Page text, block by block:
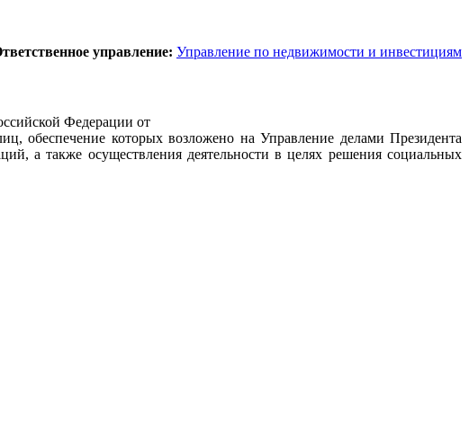
управление: Управление по недвижимости и инвестициям
Федерации от
обеспечение которых возложено на Управление делами Президента
а также осуществления деятельности в целях решения социальных